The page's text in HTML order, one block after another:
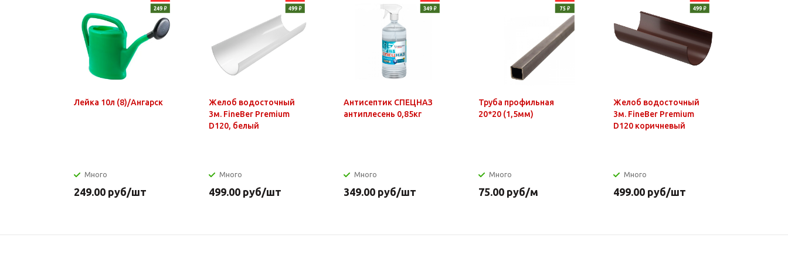
Лейка 10л (8)/Ангарск
Много
249.00 руб/шт
Желоб водосточный
3м. FineBer Premium
D120, белый
Много
499.00 руб/шт
Антисептик СПЕЦНАЗ
антиплесень 0,85кг
Много
349.00 руб/шт
Труба профильная
20*20 (1,5мм)
Много
75.00 руб/м
Желоб водосточный
3м. FineBer Premium
D120 коричневый
Много
499.00 руб/шт